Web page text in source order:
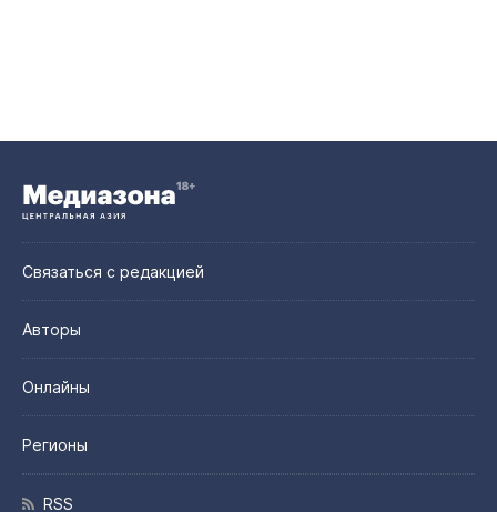
Связаться с редакцией
Авторы
Онлайны
Регионы
RSS